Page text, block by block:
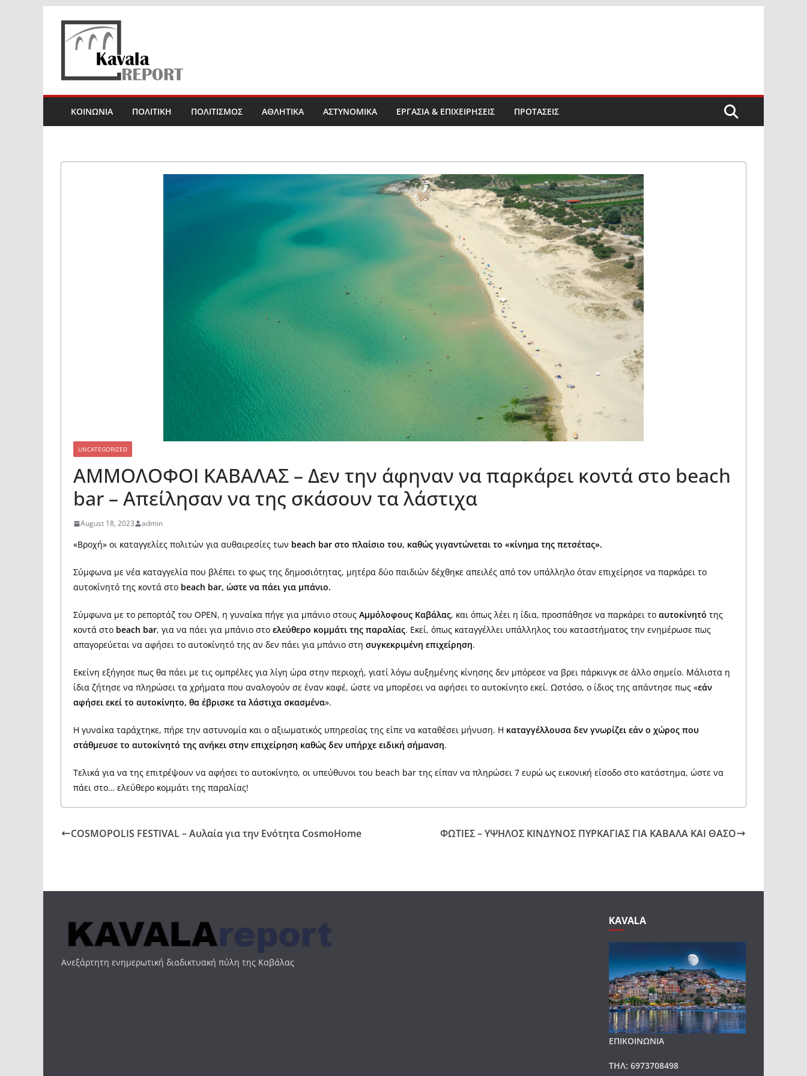
content
ΚΟΙΝΩΝΙΑ ΠΟΛΙΤΙΚΗ ΠΟΛΙΤΙΣΜΟΣ ΑΘΛΗΤΙΚΑ ΑΣΤΥΝΟΜΙΚΑ ΕΡΓΑΣΙΑ & ΕΠΙΧΕΙΡΗΣΕΙΣ ΠΡΟΤΑΣΕΙΣ
UNCATEGORIZED
ΑΜΜΟΛΟΦΟΙ ΚΑΒΑΛΑΣ – Δεν την άφηναν να παρκάρει κοντά στο beach
bar – Απείλησαν να της σκάσουν τα λάστιχα
August 18, 2023 admin
«Βροχή» οι καταγγελίες πολιτών για αυθαιρεσίες των beach bar στο πλαίσιο του, καθώς γιγαντώνεται το «κίνημα της πετσέτας».
Σύμφωνα με νέα καταγγελία που βλέπει το φως της δημοσιότητας, μητέρα δύο παιδιών δέχθηκε απειλές από τον υπάλληλο όταν επιχείρησε να παρκάρει το
αυτοκίνητό της κοντά στο beach bar, ώστε να πάει για μπάνιο.
Σύμφωνα με το ρεπορτάζ του OPEN, η γυναίκα πήγε για μπάνιο στους Αμμόλοφους Καβάλας, και όπως λέει η ίδια, προσπάθησε να παρκάρει το αυτοκίνητό της
κοντά στο beach bar, για να πάει για μπάνιο στο ελεύθερο κομμάτι της παραλίας. Εκεί, όπως καταγγέλλει υπάλληλος του καταστήματος την ενημέρωσε πως
απαγορεύεται να αφήσει το αυτοκίνητό της αν δεν πάει για μπάνιο στη συγκεκριμένη επιχείρηση.
Εκείνη εξήγησε πως θα πάει με τις ομπρέλες για λίγη ώρα στην περιοχή, γιατί λόγω αυξημένης κίνησης δεν μπόρεσε να βρει πάρκινγκ σε άλλο σημείο. Μάλιστα η
ίδια ζήτησε να πληρώσει τα χρήματα που αναλογούν σε έναν καφέ, ώστε να μπορέσει να αφήσει το αυτοκίνητο εκεί. Ωστόσο, ο ίδιος της απάντησε πως «εάν
αφήσει εκεί το αυτοκίνητο, θα έβρισκε τα λάστιχα σκασμένα».
Η γυναίκα ταράχτηκε, πήρε την αστυνομία και ο αξιωματικός υπηρεσίας της είπε να καταθέσει μήνυση. Η καταγγέλλουσα δεν γνωρίζει εάν ο χώρος που
στάθμευσε το αυτοκίνητό της ανήκει στην επιχείρηση καθώς δεν υπήρχε ειδική σήμανση.
Τελικά για να της επιτρέψουν να αφήσει το αυτοκίνητο, οι υπεύθυνοι του beach bar της είπαν να πληρώσει 7 ευρώ ως εικονική είσοδο στο κατάστημα, ώστε να
πάει στο… ελεύθερο κομμάτι της παραλίας!
COSMOPOLIS FESTIVAL – Αυλαία για την Ενότητα CosmoHome ΦΩΤΙΕΣ – ΥΨΗΛΟΣ ΚΙΝΔΥΝΟΣ ΠΥΡΚΑΓΙΑΣ ΓΙΑ ΚΑΒΑΛΑ ΚΑΙ ΘΑΣΟ
Ανεξάρτητη ενημερωτική διαδικτυακή πύλη της Καβάλας
KAVALA
ΕΠΙΚΟΙΝΩΝΙΑ
ΤΗΛ: 6973708498